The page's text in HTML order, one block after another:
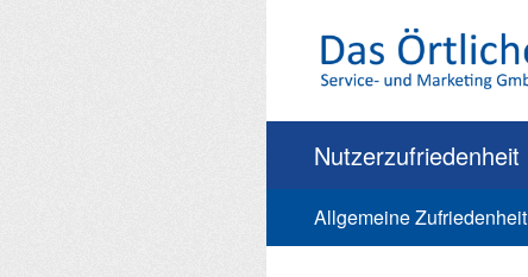
Nutzerzufriedenheit
Allgemeine Zufriedenheit